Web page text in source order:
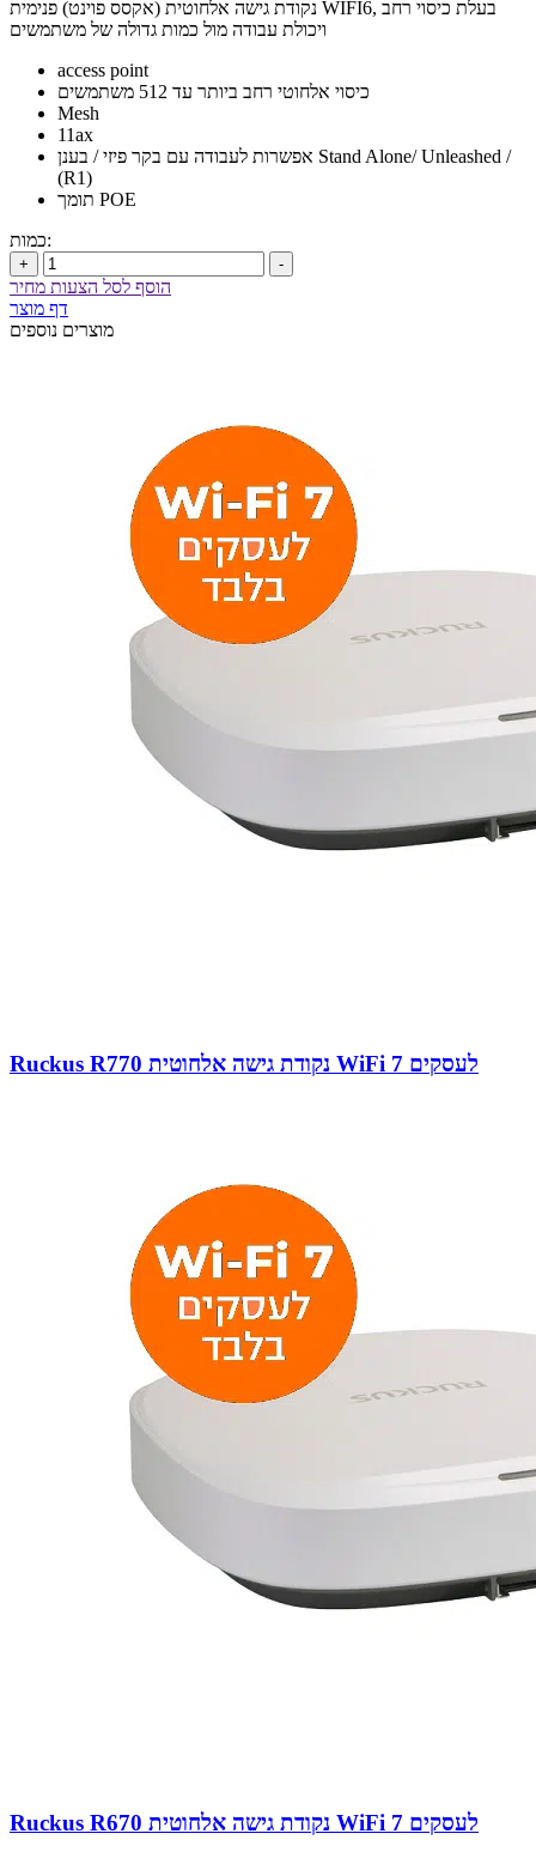
נקודת גישה אלחוטית (אקסס פוינט) פנימית WIFI6, בעלת כיסוי רחב
ויכולת עבודה מול כמות גדולה של משתמשים
access point
כיסוי אלחוטי רחב ביותר עד 512 משתמשים
Mesh
11ax
אפשרות לעבודה עם בקר פיזי / בענן Stand Alone/ Unleashed /
(R1)
תומך POE
כמות:
+ -
הוסף לסל הצעות מחיר
דף מוצר
מוצרים נוספים
Ruckus R770 נקודת גישה אלחוטית WiFi 7 לעסקים
Ruckus R670 נקודת גישה אלחוטית WiFi 7 לעסקים